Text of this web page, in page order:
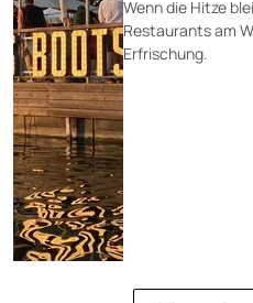
Wenn die Hitze
Restaurants am
Erfrischung.